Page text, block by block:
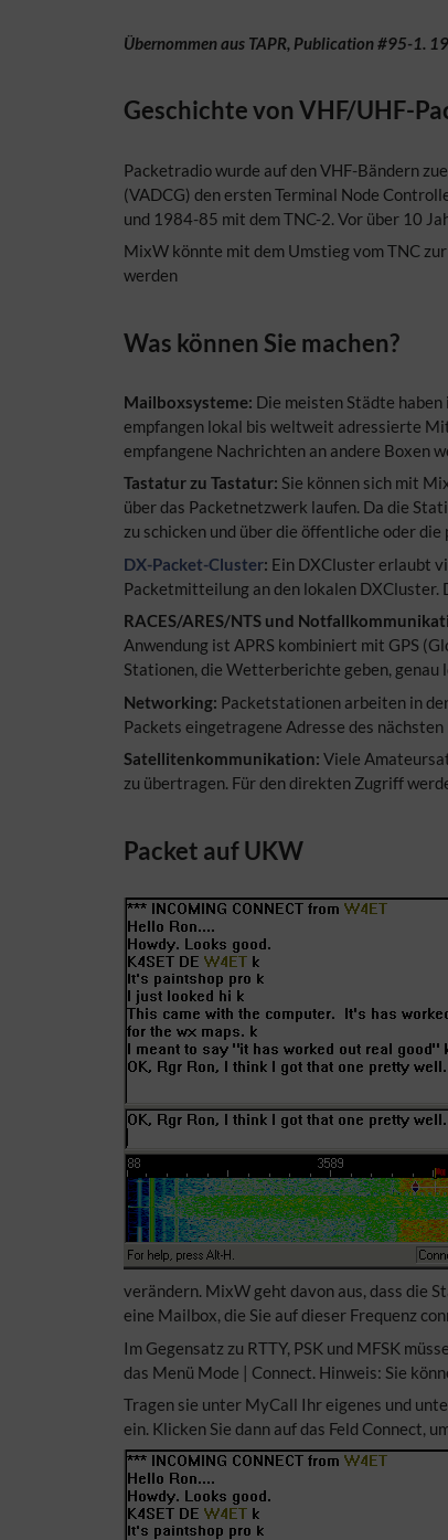
Übernommen aus TAPR, Publication #95-1.
Geschichte von VHF/UHF-
Packetradio wurde auf den VHF-Bändern
(VADCG) den ersten Terminal Node
und 1984-85 mit dem TNC-2. Vor über 10
MixW könnte mit dem Umstieg vom TNC
werden
Was können Sie machen?
Mailboxsysteme: Die meisten Städte haben
empfangen lokal bis weltweit adressierte
empfangene Nachrichten an andere Boxen
Tastatur zu Tastatur: Sie können sich mit
über das Packetnetzwerk laufen. Da die
zu schicken und über die öffentliche oder
DX-Packet-Cluster: Ein DXCluster erlaubt
Packetmitteilung an den lokalen DXCluster.
RACES/ARES/NTS und
Anwendung ist APRS kombiniert mit GPS
Stationen, die Wetterberichte geben, genau
Networking: Packetstationen arbeiten in
Packets eingetragene Adresse des
Satellitenkommunikation: Viele
zu übertragen. Für den direkten Zugriff
Packet auf UKW
verändern. MixW geht davon aus, dass die
eine Mailbox, die Sie auf dieser Frequenz
Im Gegensatz zu RTTY, PSK und MFSK
das Menü Mode | Connect. Hinweis: Sie
Tragen sie unter MyCall Ihr eigenes und
ein. Klicken Sie dann auf das Feld Connect,